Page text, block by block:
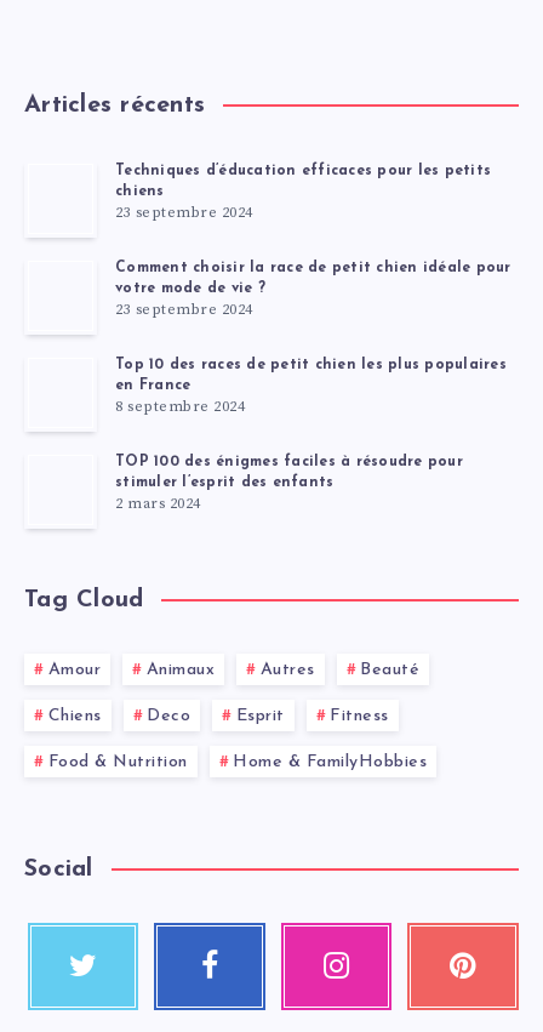
Articles récents
Techniques d’éducation efficaces pour les petits
chiens
23 septembre 2024
Comment choisir la race de petit chien idéale pour
votre mode de vie ?
23 septembre 2024
Top 10 des races de petit chien les plus populaires
en France
8 septembre 2024
TOP 100 des énigmes faciles à résoudre pour
stimuler l’esprit des enfants
2 mars 2024
Tag Cloud
Amour Animaux Autres Beauté
Chiens Deco Esprit Fitness
Food & Nutrition Home & FamilyHobbies
Social